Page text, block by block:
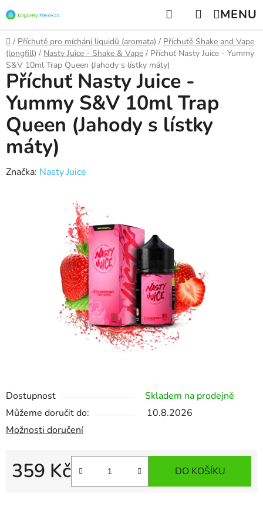
na
obsah
Hledat NÁKUPNÍ
KOŠÍK
Domů
/ Příchutě pro míchání liquidů (aromata) / Příchutě Shake and Vape
(longfill) / Nasty Juice - Shake & Vape / Příchuť Nasty Juice - Yummy
S&V 10ml Trap Queen (Jahody s lístky máty)
Dostupnost
Skladem na prodejně
Můžeme doručit do:
10.8.2026
Možnosti doručení
359 Kč DO KOŠÍKU
Příchuť Nasty Juice -
Yummy S&V 10ml Trap
Queen (Jahody s lístky
máty)
Značka: Nasty Juice